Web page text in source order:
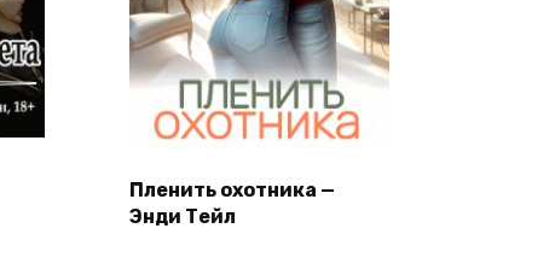
Пленить охотника —
Энди Тейл